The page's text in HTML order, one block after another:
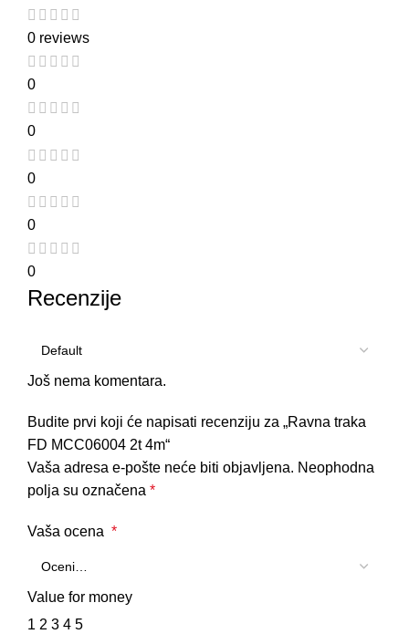
0 reviews
0
0
0
0
0
Recenzije
Još nema komentara.
Budite prvi koji će napisati recenziju za „Ravna traka
FD MCC06004 2t 4m“
Vaša adresa e-pošte neće biti objavljena. Neophodna
polja su označena *
Vaša ocena *
Value for money
1 2 3 4 5